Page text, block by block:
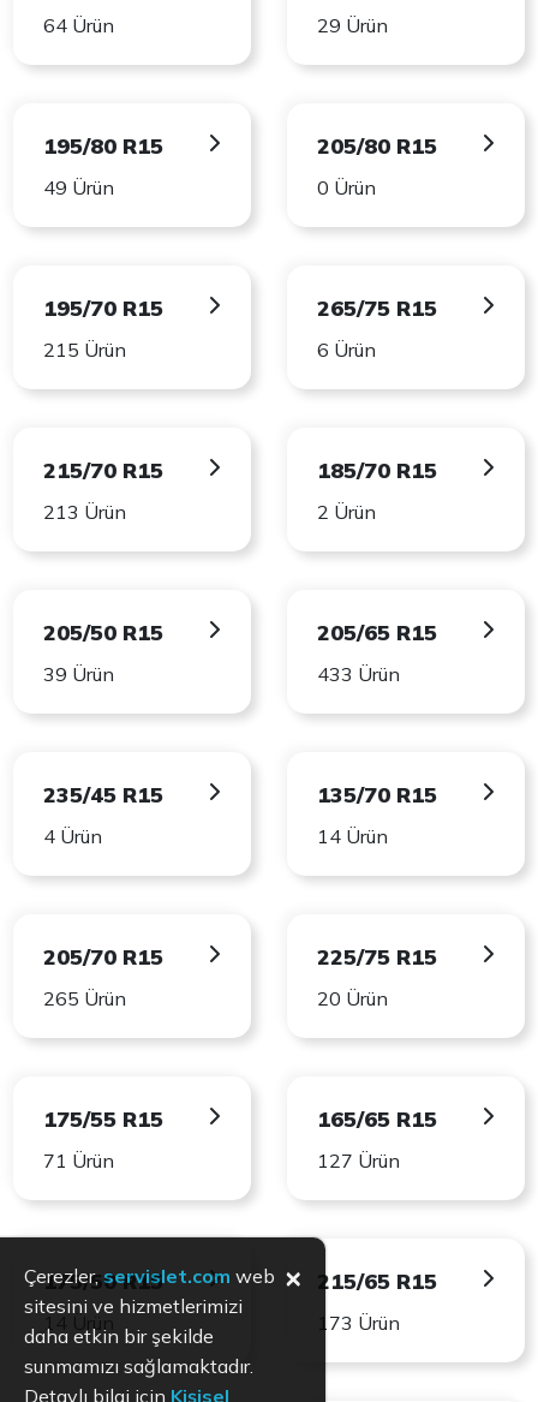
64 Ürün 29 Ürün
195/80 R15
49 Ürün
205/80 R15
0 Ürün
195/70 R15
215 Ürün
265/75 R15
6 Ürün
215/70 R15
213 Ürün
185/70 R15
2 Ürün
205/50 R15
39 Ürün
205/65 R15
433 Ürün
235/45 R15
4 Ürün
135/70 R15
14 Ürün
205/70 R15
265 Ürün
225/75 R15
20 Ürün
175/55 R15
71 Ürün
165/65 R15
127 Ürün
175/50 R15
14 Ürün
215/65 R15
173 Ürün
Çerezler, servislet.com web
sitesini ve hizmetlerimizi
daha etkin bir şekilde
sunmamızı sağlamaktadır.
Detaylı bilgi için Kişisel
×